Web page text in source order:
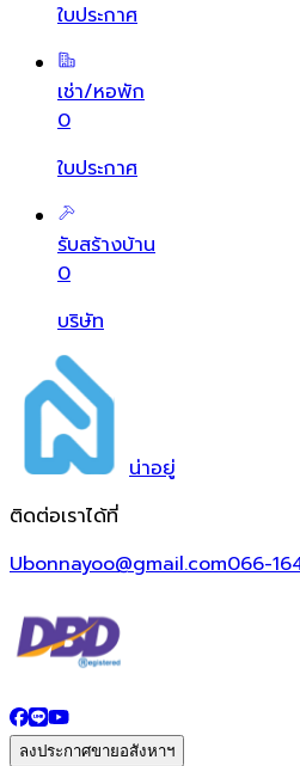
ใบประกาศ
เช่า/หอพัก
0
ใบประกาศ
รับสร้างบ้าน
0
บริษัท
น่าอยู่
ติดต่อเราได้ที่
Ubonnayoo@gmail.com066-
ลงประกาศขายอสังหาฯ